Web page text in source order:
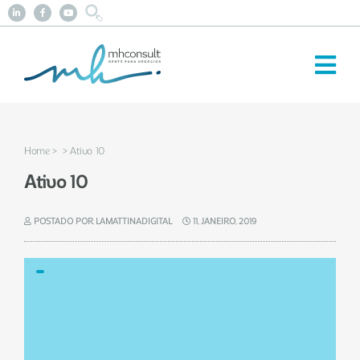
Home> > Ativo 10
Ativo 10
POSTADO POR LAMATTINADIGITAL 11, JANEIRO, 2019